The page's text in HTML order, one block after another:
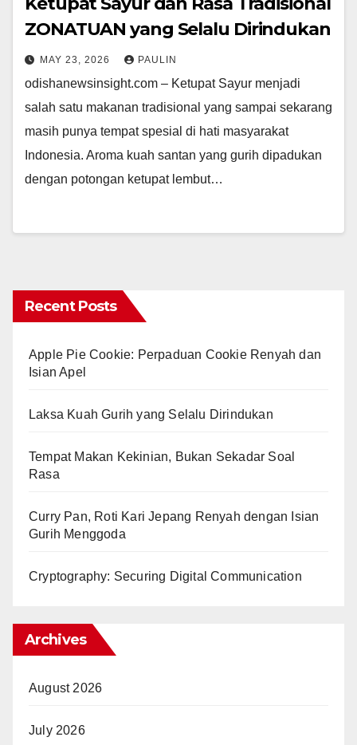
ZONATUAN yang Selalu Dirindukan
MAY 23, 2026 PAULIN
odishanewsinsight.com – Ketupat Sayur menjadi
salah satu makanan tradisional yang sampai sekarang
masih punya tempat spesial di hati masyarakat
Indonesia. Aroma kuah santan yang gurih dipadukan
dengan potongan ketupat lembut…
Recent Posts
Apple Pie Cookie: Perpaduan Cookie Renyah dan
Isian Apel
Laksa Kuah Gurih yang Selalu Dirindukan
Tempat Makan Kekinian, Bukan Sekadar Soal
Rasa
Curry Pan, Roti Kari Jepang Renyah dengan Isian
Gurih Menggoda
Cryptography: Securing Digital Communication
Archives
August 2026
July 2026